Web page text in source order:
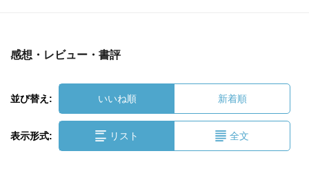
感想・レビュー・書評
並び替え: いいね順 新着順
表示形式: リスト 全文